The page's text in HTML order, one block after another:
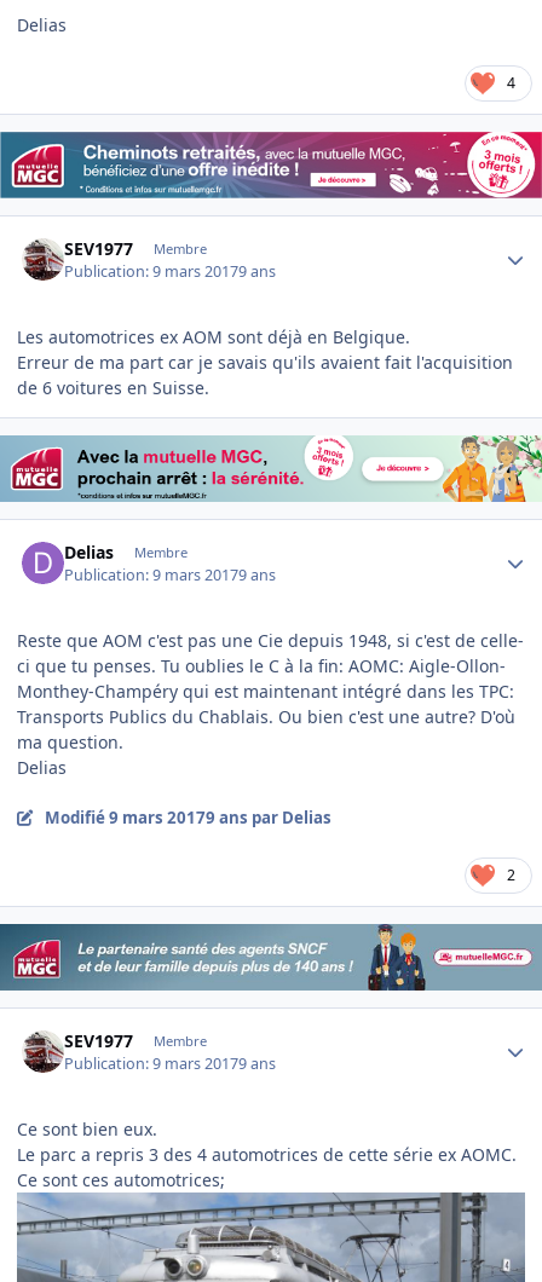
Delias
4
SEV1977 Membre
Publication:9 mars 20179 ans
Les automotrices ex AOM sont déjà en Belgique.
Erreur de ma part car je savais qu'ils avaient fait l'acquisition
de 6 voitures en Suisse.
Delias Membre
Publication:9 mars 20179 ans
Reste que AOM c'est pas une Cie depuis 1948, si c'est de celle-
ci que tu penses. Tu oublies le C à la fin: AOMC: Aigle-Ollon-
Monthey-Champéry qui est maintenant intégré dans les TPC:
Transports Publics du Chablais. Ou bien c'est une autre? D'où
ma question.
Delias
Modifié9 mars 20179 ans par Delias
2
SEV1977 Membre
Publication:9 mars 20179 ans
Ce sont bien eux.
Le parc a repris 3 des 4 automotrices de cette série ex AOMC.
Ce sont ces automotrices;